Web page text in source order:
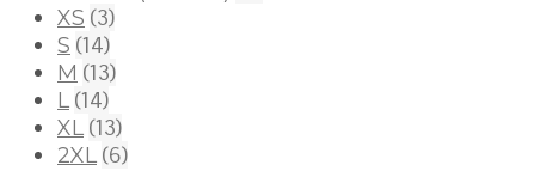
XS (3)
S (14)
M (13)
L (14)
XL (13)
2XL (6)